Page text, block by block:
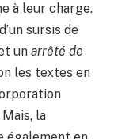
à leur charge.
sursis de
un arrêté de
les textes en
la